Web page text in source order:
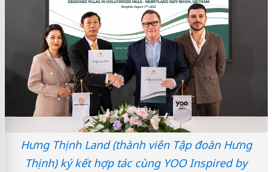
Hưng Thịnh Land (thành viên Tập đoàn Hưng
Thịnh) ký kết hợp tác cùng YOO Inspired by